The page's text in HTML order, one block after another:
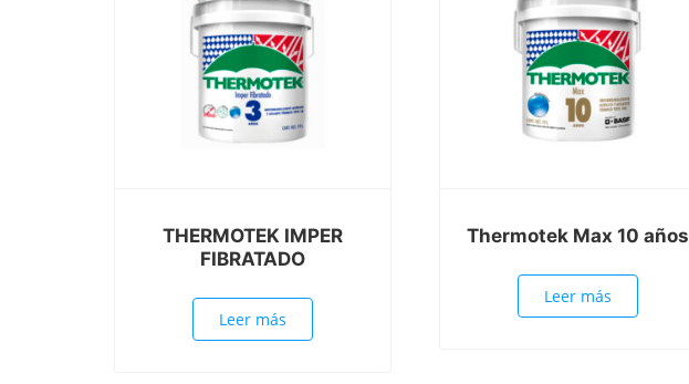
THERMOTEK IMPER
FIBRATADO
Leer más
Thermotek Max 10 años
Leer más